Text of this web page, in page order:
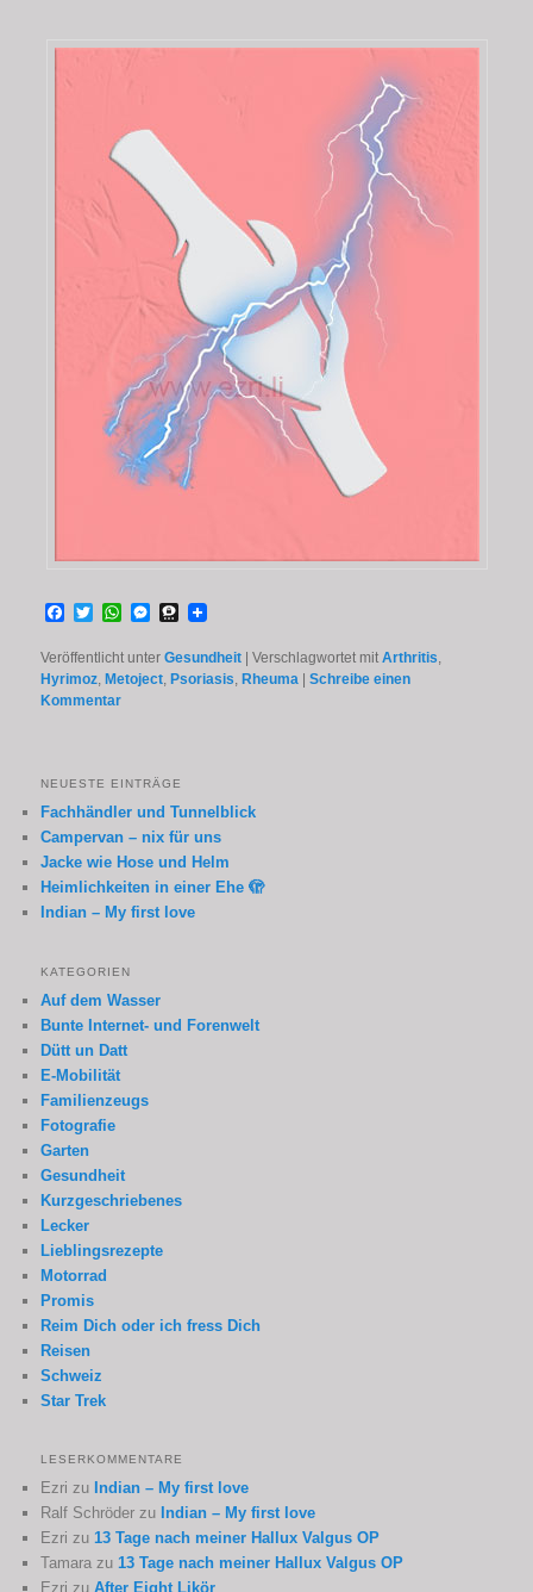
Facebook
TwitterWhatsApp
Messenger
Threema
Veröffentlicht unter Gesundheit |Verschlagwortet mit Arthritis
Hyrimoz ,Metoject ,Psoriasis ,Rheuma |Schreibe einen
Kommentar
NEUESTE EINTRÄGE
Fachhändler und Tunnelblick
Campervan – nix für uns
Jacke wie Hose und Helm
Heimlichkeiten in einer Ehe 🫣
Indian – My first love
KATEGORIEN
Auf dem Wasser
Bunte Internet- und Forenwelt
Dütt un Datt
E-Mobilität
Familienzeugs
Fotografie
Garten
Gesundheit
Kurzgeschriebenes
Lecker
Lieblingsrezepte
Motorrad
Promis
Reim Dich oder ich fress Dich
Reisen
Schweiz
Star Trek
LESERKOMMENTARE
Ezri zu Indian – My first love
Ralf Schröder zu Indian – My first love
Ezri zu13 Tage nach meiner Hallux Valgus OP
Tamara zu13 Tage nach meiner Hallux Valgus OP
Ezri zuAfter Eight Likör